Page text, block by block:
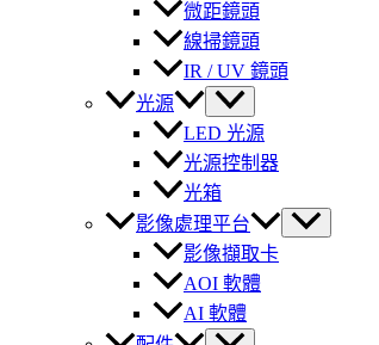
微距鏡頭
線掃鏡頭
IR / UV 鏡頭
光源
LED 光源
光源控制器
光箱
影像處理平台
影像擷取卡
AOI 軟體
AI 軟體